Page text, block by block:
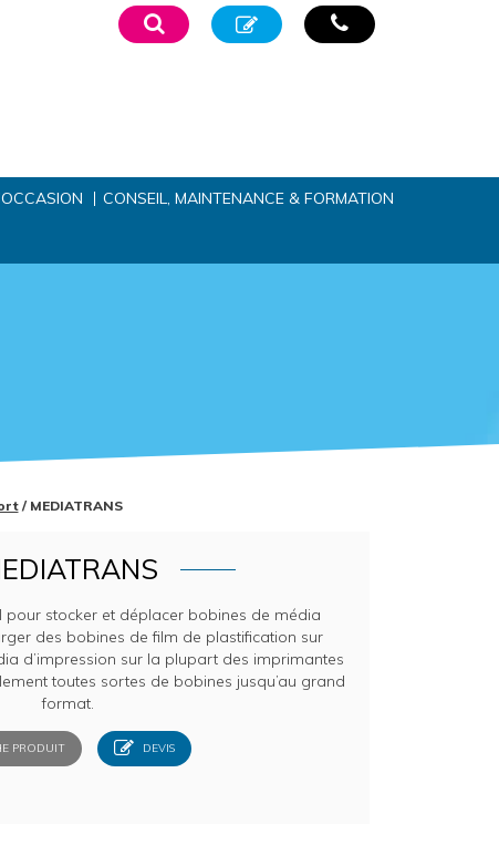
CONSEIL, MAINTENANCE & FORMATION
/ MEDIATRANS
pour stocker et déplacer bobines de média
des bobines de film de plastification sur
d’impression sur la plupart des imprimantes
toutes sortes de bobines jusqu’au grand
format.
PRODUIT DEVIS